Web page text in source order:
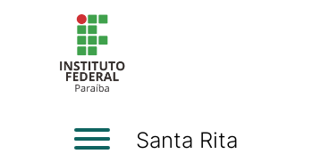
Santa Rita